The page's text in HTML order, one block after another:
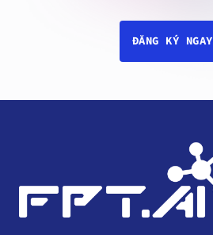
ĐĂNG KÝ NGAY